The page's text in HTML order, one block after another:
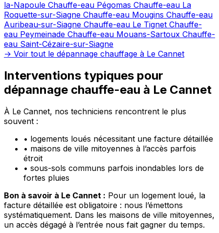
la-Napoule Chauffe-eau Pégomas Chauffe-eau La
Roquette-sur-Siagne Chauffe-eau Mougins Chauffe-eau
Auribeau-sur-Siagne Chauffe-eau Le Tignet Chauffe-
eau Peymeinade Chauffe-eau Mouans-Sartoux Chauffe-
eau Saint-Cézaire-sur-Siagne
→ Voir tout le dépannage chauffage à Le Cannet
Interventions typiques pour
dépannage chauffe-eau à Le Cannet
À Le Cannet, nos techniciens rencontrent le plus
souvent :
• logements loués nécessitant une facture détaillée
• maisons de ville mitoyennes à l’accès parfois
étroit
• sous-sols communs parfois inondables lors de
fortes pluies
Bon à savoir à Le Cannet : Pour un logement loué, la
facture détaillée est obligatoire : nous l’émettons
systématiquement. Dans les maisons de ville mitoyennes,
un accès dégagé à l’entrée nous fait gagner du temps.